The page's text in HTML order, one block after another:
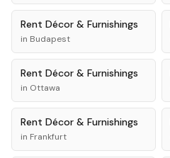
Rent Décor & Furnishings
in Budapest
Rent Décor & Furnishings
in Ottawa
Rent Décor & Furnishings
in Frankfurt